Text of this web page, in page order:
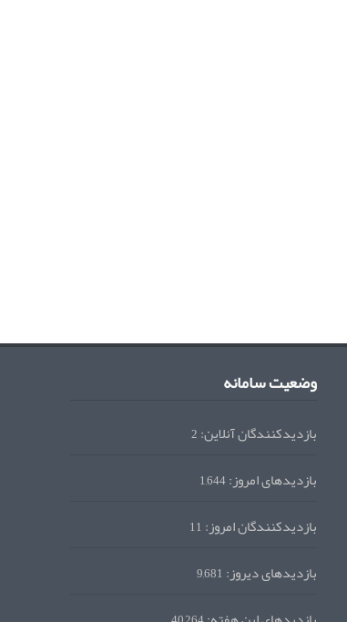
وضعیت سامانه
بازدیدکنندگان آنلاین:2
بازدیدهای امروز:1,644
بازدیدکنندگان امروز:11
بازدیدهای دیروز:9,681